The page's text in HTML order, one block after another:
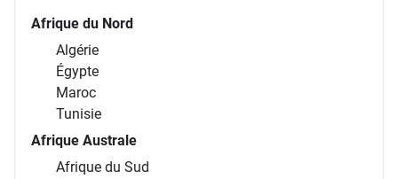
Afrique du Nord
Algérie
Égypte
Maroc
Tunisie
Afrique Australe
Afrique du Sud